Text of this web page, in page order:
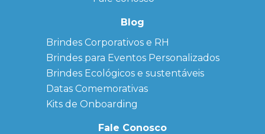
personalizados
Brindes
Corporativos
Copos Térmicos
Personalizados
Datas Especiais
Ecobag
Personalizada
Kits
Blog
Brindes Corporativos e RH
Brindes para Eventos Personalizados
Brindes Ecológicos e sustentáveis
Datas Comemorativas
Kits de Onboarding
Fale Conosco